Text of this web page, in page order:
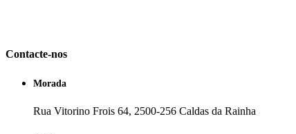
Contacte-nos
Morada
Rua Vitorino Frois 64, 2500-256 Caldas da Rainha